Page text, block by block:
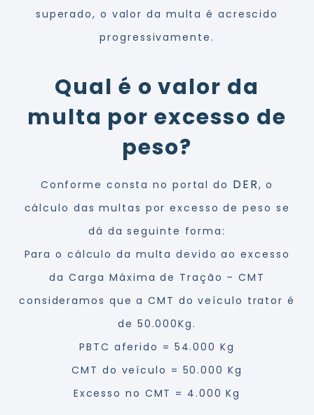
superado, o valor da multa é acrescido
progressivamente.
Qual é o valor da
multa por excesso de
peso?
Conforme consta no portal do DER, o
cálculo das multas por excesso de peso se
dá da seguinte forma:
Para o cálculo da multa devido ao excesso
da Carga Máxima de Tração – CMT
consideramos que a CMT do veículo trator é
de 50.000Kg.
PBTC aferido = 54.000 Kg
CMT do veículo = 50.000 Kg
Excesso no CMT = 4.000 Kg